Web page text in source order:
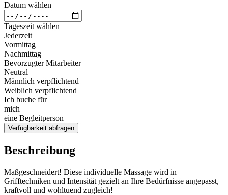
Datum wählen
Tageszeit wählen
Jederzeit
Vormittag
Nachmittag
Bevorzugter Mitarbeiter
Neutral
Männlich verpflichtend
Weiblich verpflichtend
Ich buche für
mich
eine Begleitperson
Verfügbarkeit abfragen
Beschreibung
Maßgeschneidert! Diese individuelle Massage wird in
Grifftechniken und Intensität gezielt an Ihre Bedürfnisse angepasst,
kraftvoll und wohltuend zugleich!